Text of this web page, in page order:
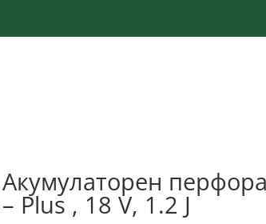
Акумулаторен
– Plus , 18 V, 1.2 J